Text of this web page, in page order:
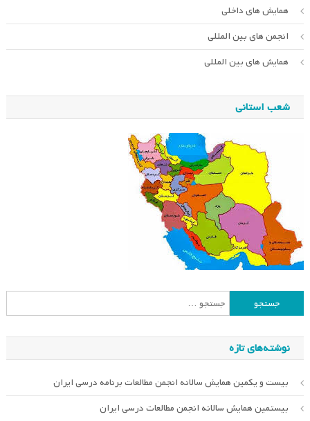
همایش های داخلی
انجمن های بین المللی
همایش های بین المللی
شعب استانی
جستجو
برای:
نوشته‌های تازه
بیست و یکمین همایش سالانه انجمن مطالعات برنامه درسی ایران
بیستمین همایش سالانه انجمن مطالعات درسی ایران